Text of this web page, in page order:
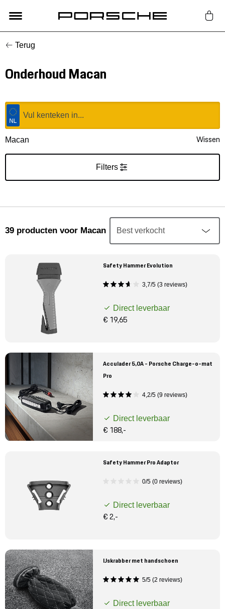
Lifestyle
Auto Accessoires
Classic
Nieuw
Mijn account
Meer Porsche
Porsche informatie
Terug
Onderhoud Macan
Macan Wissen
Filters
39 producten voor Macan
Safety Hammer Evolution
3,7/5 (3 reviews)
Direct leverbaar
€ 19,65
Acculader 5,0A - Porsche Charge-o-mat
Pro
4,2/5 (9 reviews)
Direct leverbaar
€ 188,-
Safety Hammer Pro Adaptor
0/5 (0 reviews)
Direct leverbaar
€ 2,-
IJskrabber met handschoen
5/5 (2 reviews)
Direct leverbaar